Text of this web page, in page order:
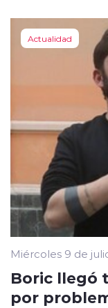
Actualidad
Miércoles 9 de
Boric llegó
por